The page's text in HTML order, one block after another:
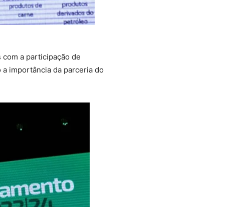
a participação de
importância da parceria do